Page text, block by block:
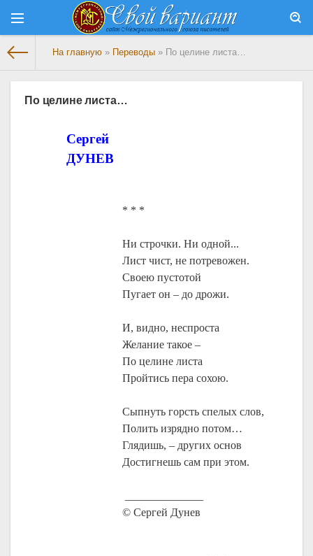
На главную » Переводы » По целине листа…
По целине листа…
Сергей
ДУНЕВ
* * *
Ни строчки. Ни одной...
Лист чист, не потревожен.
Своею пустотой
Пугает он – до дрожи.
И, видно, неспроста
Желание такое –
По целине листа
Пройтись пера сохою.
Сыпнуть горсть спелых слов,
Полить изрядно потом…
Глядишь, – других основ
Достигнешь сам при этом.
© Сергей Дунев